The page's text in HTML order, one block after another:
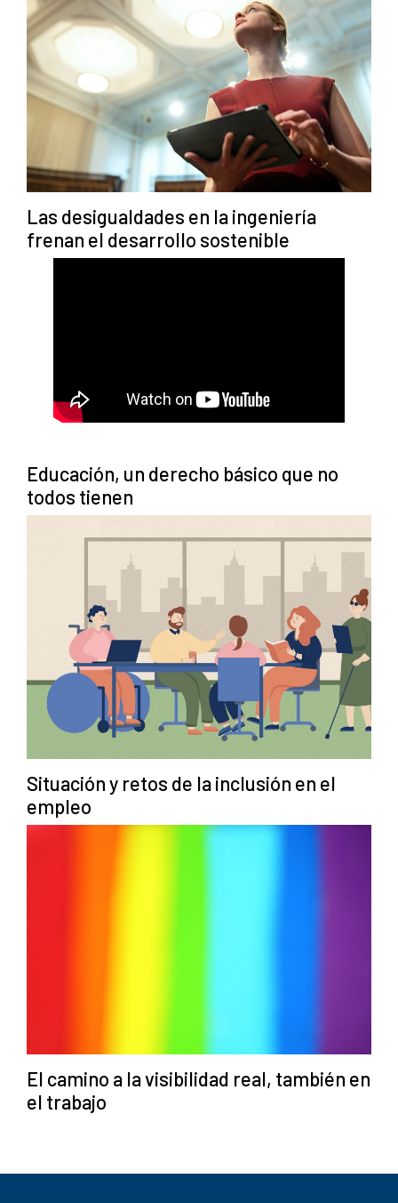
Las desigualdades en la ingeniería
frenan el desarrollo sostenible
Educación, un derecho básico que no
todos tienen
Situación y retos de la inclusión en el
empleo
El camino a la visibilidad real, también en
el trabajo